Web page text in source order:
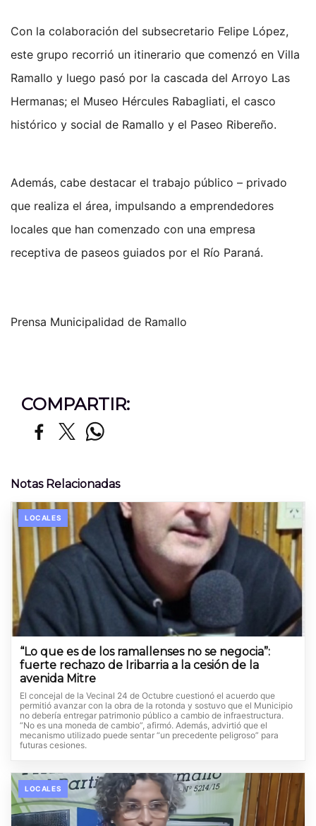
Con la colaboración del subsecretario Felipe López,
este grupo recorrió un itinerario que comenzó en Villa
Ramallo y luego pasó por la cascada del Arroyo Las
Hermanas; el Museo Hércules Rabagliati, el casco
histórico y social de Ramallo y el Paseo Ribereño.
Además, cabe destacar el trabajo público – privado
que realiza el área, impulsando a emprendedores
locales que han comenzado con una empresa
receptiva de paseos guiados por el Río Paraná.
Prensa Municipalidad de Ramallo
COMPARTIR:
Notas Relacionadas
LOCALES
“Lo que es de los ramallenses no se negocia”:
fuerte rechazo de Iribarria a la cesión de la
avenida Mitre
El concejal de la Vecinal 24 de Octubre cuestionó el acuerdo que
permitió avanzar con la obra de la rotonda y sostuvo que el Municipio
no debería entregar patrimonio público a cambio de infraestructura.
“No es una moneda de cambio”, afirmó. Además, advirtió que el
mecanismo utilizado puede sentar “un precedente peligroso” para
futuras cesiones.
LOCALES